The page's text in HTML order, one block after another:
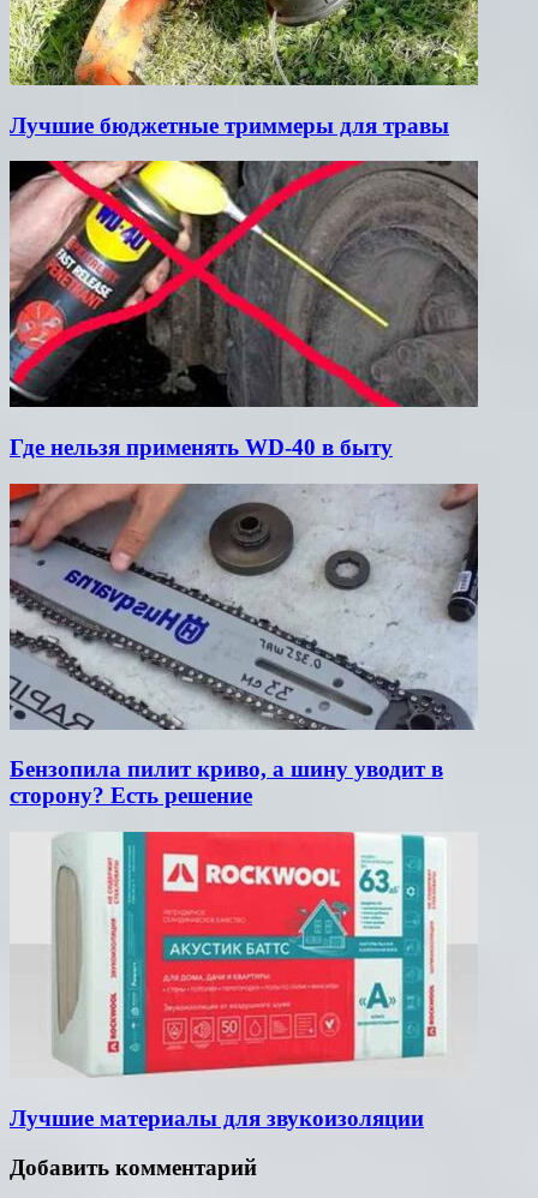
Лучшие бюджетные триммеры для травы
Где нельзя применять WD-40 в быту
Бензопила пилит криво, а шину уводит в
сторону? Есть решение
Лучшие материалы для звукоизоляции
Добавить комментарий